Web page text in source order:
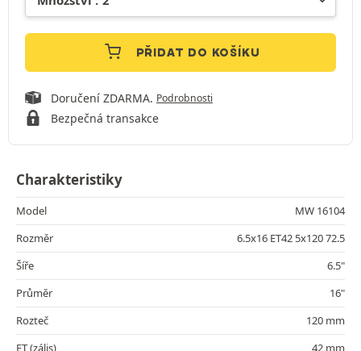
PŘIDAT DO KOŠÍKU
Doručení ZDARMA. Podrobnosti
Bezpečná transakce
Charakteristiky
Model
MW 16104
Rozměr
6.5x16 ET42 5x120 72.5
Šíře
6.5"
Průměr
16"
Rozteč
120 mm
ET (zális)
42 mm